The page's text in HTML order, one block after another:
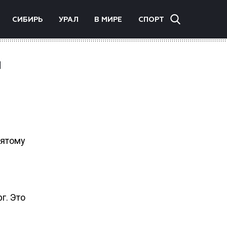
СИБИРЬ УРАЛ В МИРЕ СПОРТ
Это